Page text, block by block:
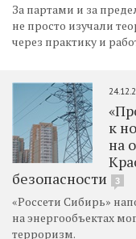
За партами и за
не просто изучали
через практику и
к
на
безопасности
3
«Россети Сибирь»
на энергообъектах
терроризм.